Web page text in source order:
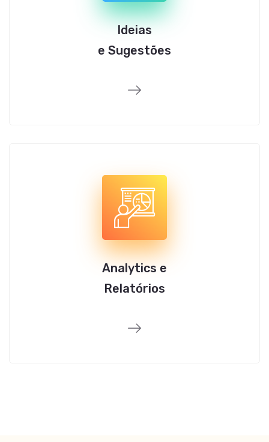
Ideias
e Sugestões
Analytics e
Relatórios